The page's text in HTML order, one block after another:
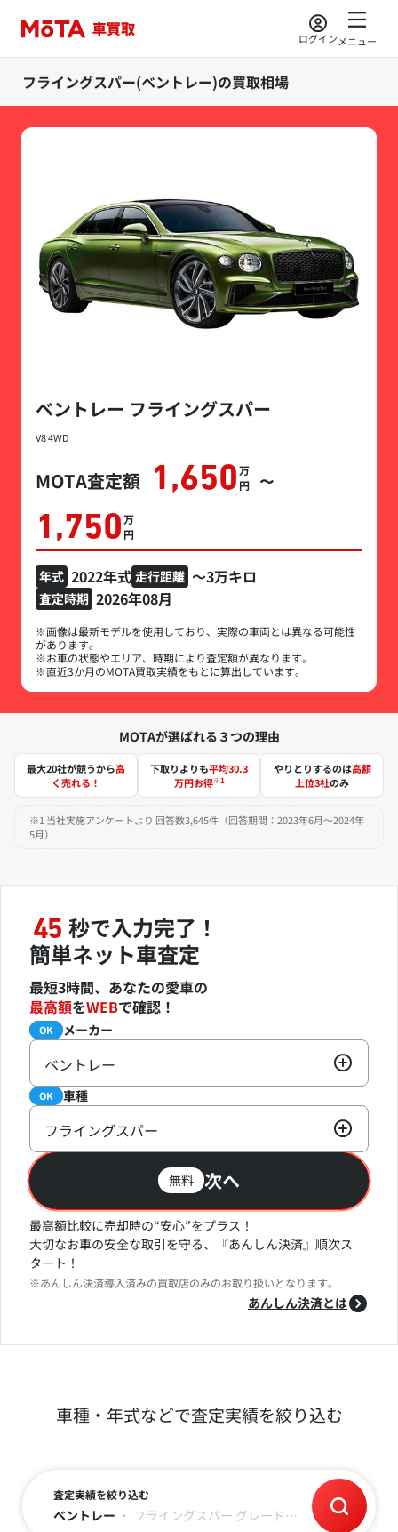
ログインメニュー
フライングスパー(ベントレー)の買取相場
ベントレー フライングスパー
V8 4WD
MOTA査定額 1,650万円 〜
1,750万円
年式 2022年式 走行距離 ～3万キロ
査定時期 2026年08月
※画像は最新モデルを使用しており、実際の車両とは異なる可能性
があります。
※お車の状態やエリア、時期により査定額が異なります。
※直近3か月のMOTA買取実績をもとに算出しています。
MOTAが選ばれる３つの理由
最大20社が競うから高
く売れる！
下取りよりも平均30.3
万円お得※1
やりとりするのは高額
上位3社のみ
※1 当社実施アンケートより 回答数3,645件（回答期間：2023年6月～2024年
5月）
45 秒で入力完了！
簡単ネット車査定
最短3時間、あなたの愛車の
最高額をWEBで確認！
必須 メーカー
OK
ベントレー
必須 車種
OK
フライングスパー
無料 次へ
最高額比較に売却時の“安心”をプラス！
大切なお車の安全な取引を守る、『あんしん決済』順次ス
タート！
※あんしん決済導入済みの買取店のみのお取り扱いとなります。
あんしん決済とは
車種・年式などで査定実績を絞り込む
査定実績を絞り込む
ベントレー ・ フライングスパー グレード ・ 年式 ・走行距離